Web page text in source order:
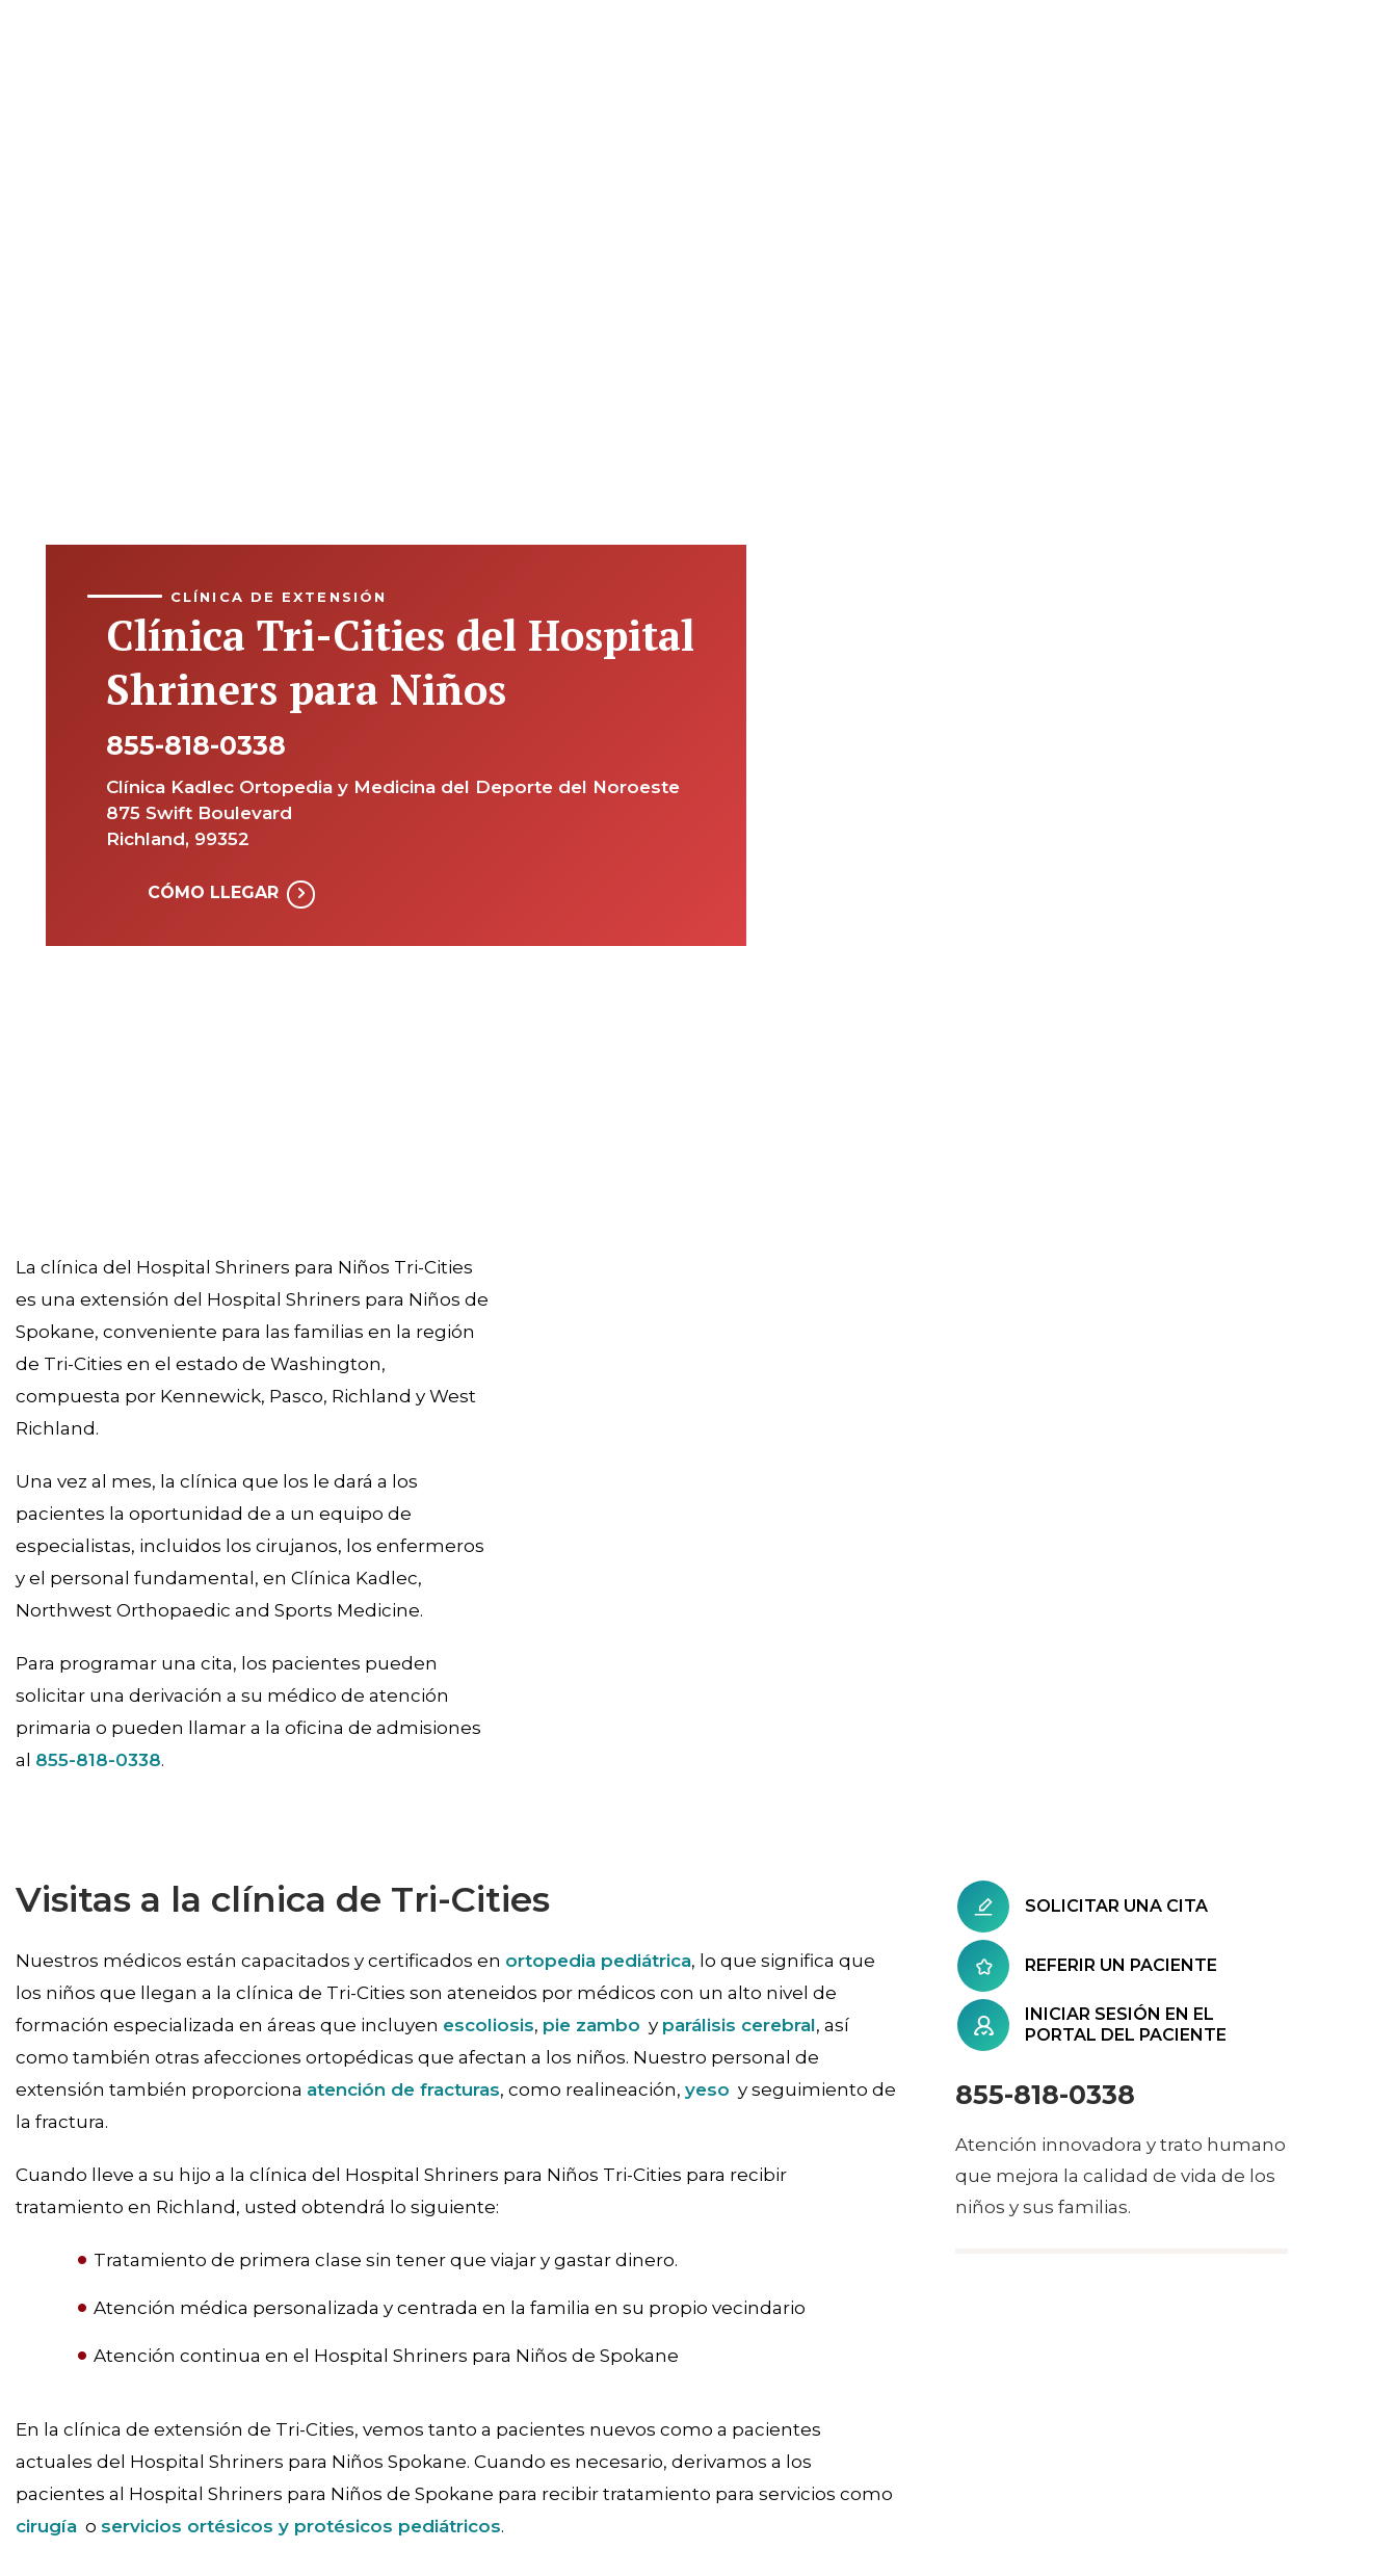
CLÍNICA DE EXTENSIÓN
Clínica Tri-Cities del Hospital
Shriners para Niños
855-818-0338
Clínica Kadlec Ortopedia y Medicina del Deporte del Noroeste
875 Swift Boulevard
Richland, 99352
CÓMO LLEGAR
La clínica del Hospital Shriners para Niños Tri-Cities
es una extensión del Hospital Shriners para Niños de
Spokane, conveniente para las familias en la región
de Tri-Cities en el estado de Washington,
compuesta por Kennewick, Pasco, Richland y West
Richland.
Una vez al mes, la clínica que los le dará a los
pacientes la oportunidad de a un equipo de
especialistas, incluidos los cirujanos, los enfermeros
y el personal fundamental, en Clínica Kadlec,
Northwest Orthopaedic and Sports Medicine.
Para programar una cita, los pacientes pueden
solicitar una derivación a su médico de atención
primaria o pueden llamar a la oficina de admisiones
al 855-818-0338.
Visitas a la clínica de Tri-Cities
Nuestros médicos están capacitados y certificados en ortopedia pediátrica, lo que significa que
los niños que llegan a la clínica de Tri-Cities son ateneidos por médicos con un alto nivel de
formación especializada en áreas que incluyen escoliosis, pie zambo y parálisis cerebral, así
como también otras afecciones ortopédicas que afectan a los niños. Nuestro personal de
extensión también proporciona atención de fracturas, como realineación, yeso y seguimiento de
la fractura.
Cuando lleve a su hijo a la clínica del Hospital Shriners para Niños Tri-Cities para recibir
tratamiento en Richland, usted obtendrá lo siguiente:
Tratamiento de primera clase sin tener que viajar y gastar dinero.
Atención médica personalizada y centrada en la familia en su propio vecindario
Atención continua en el Hospital Shriners para Niños de Spokane
En la clínica de extensión de Tri-Cities, vemos tanto a pacientes nuevos como a pacientes
actuales del Hospital Shriners para Niños Spokane. Cuando es necesario, derivamos a los
pacientes al Hospital Shriners para Niños de Spokane para recibir tratamiento para servicios como
cirugía o servicios ortésicos y protésicos pediátricos.
SOLICITAR UNA CITA
REFERIR UN PACIENTE
INICIAR SESIÓN EN EL
PORTAL DEL PACIENTE
855-818-0338
Atención innovadora y trato humano
que mejora la calidad de vida de los
niños y sus familias.